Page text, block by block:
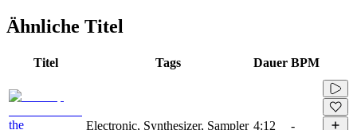
Ähnliche Titel
Titel Tags Dauer BPM
the
Electronic, Synthesizer, Sampler 4:12 -